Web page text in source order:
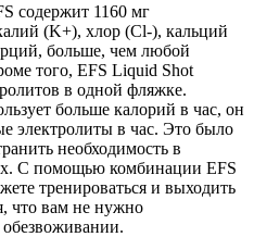
содержит 1160 мг
(K+), хлор (Cl-), кальций
больше, чем любой
того, EFS Liquid Shot
в одной фляжке.
больше калорий в час, он
электролиты в час. Это было
необходимость в
С помощью комбинации EFS
тренироваться и выходить
что вам не нужно
обезвоживании.